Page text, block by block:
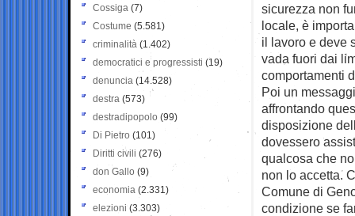
sicurezza non
locale, è
il lavoro e deve
vada fuori dai
comportamenti
Poi un
affrontando
disposizione
dovessero
qualcosa che
non lo accetta.
Comune di
condizione se
Cossiga (7)
Costume (5.581)
criminalità (1.402)
democratici e progressisti (19)
denuncia (14.528)
destra (573)
destradipopolo (99)
Di Pietro (101)
Diritti civili (276)
don Gallo (9)
economia (2.331)
elezioni (3.303)